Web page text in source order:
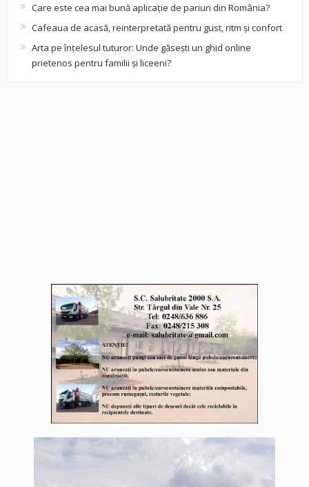
Care este cea mai bună aplicație de pariuri din România?
Cafeaua de acasă, reinterpretată pentru gust, ritm și confort
Arta pe înțelesul tuturor: Unde găsești un ghid online
prietenos pentru familii și liceeni?